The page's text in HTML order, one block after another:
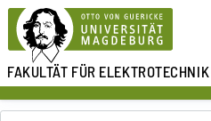
FAKULTÄT FÜR ELEKTROTECHNIK